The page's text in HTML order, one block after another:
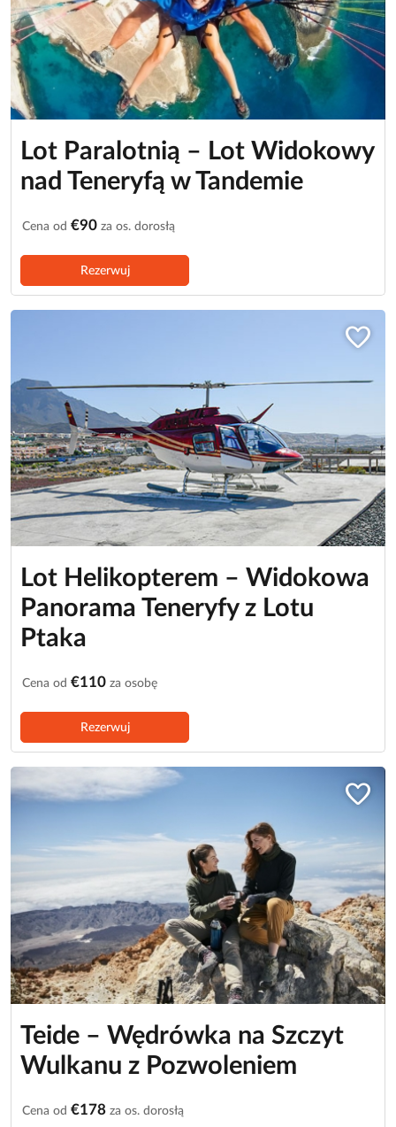
Lot Paralotnią – Lot Widokowy
nad Teneryfą w Tandemie
Cena od €90 za os. dorosłą
Rezerwuj
favorite
Lot Helikopterem – Widokowa
Panorama Teneryfy z Lotu
Ptaka
Cena od €110 za osobę
Rezerwuj
favorite
Teide – Wędrówka na Szczyt
Wulkanu z Pozwoleniem
Cena od €178 za os. dorosłą